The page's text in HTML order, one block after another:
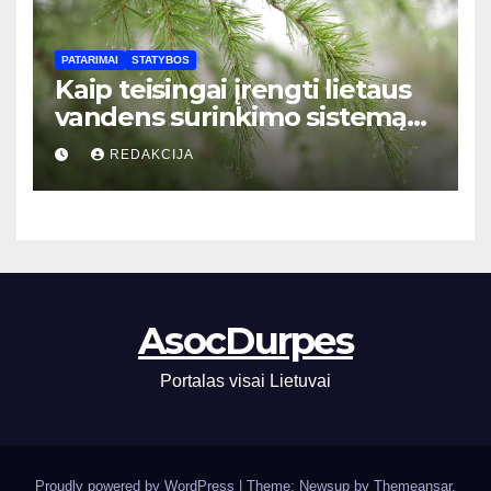
PATARIMAI STATYBOS
Kaip teisingai įrengti lietaus
vandens surinkimo sistemą
privačiame name: žingsnis po
žingsnio vadovas
REDAKCIJA
AsocDurpes
Portalas visai Lietuvai
Proudly powered by WordPress Theme: Newsup by Themeansar.